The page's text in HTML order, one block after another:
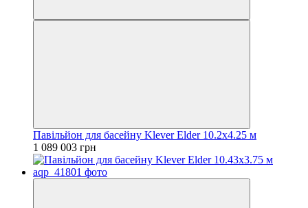
Павільйон для басейну Klever Elder 10.2x4.25 м
1 089 003 грн